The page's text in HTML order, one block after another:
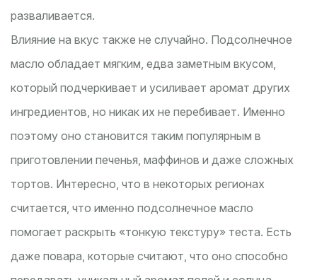
разваливается.
Влияние на вкус также не случайно. Подсолнечное
масло обладает мягким, едва заметным вкусом,
который подчеркивает и усиливает аромат других
ингредиентов, но никак их не перебивает. Именно
поэтому оно становится таким популярным в
приготовлении печенья, маффинов и даже сложных
тортов. Интересно, что в некоторых регионах
считается, что именно подсолнечное масло
помогает раскрыть «тонкую текстуру» теста. Есть
даже повара, которые считают, что оно способно